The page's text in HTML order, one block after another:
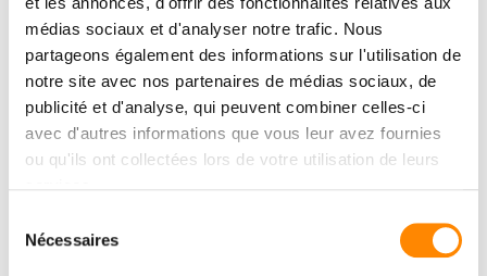
médias sociaux et d'analyser notre trafic. Nous
partageons également des informations sur l'utilisation de
notre site avec nos partenaires de médias sociaux, de
publicité et d'analyse, qui peuvent combiner celles-ci
avec d'autres informations que vous leur avez fournies
ou qu'ils ont collectées lors de votre utilisation de leurs
Nécessaires